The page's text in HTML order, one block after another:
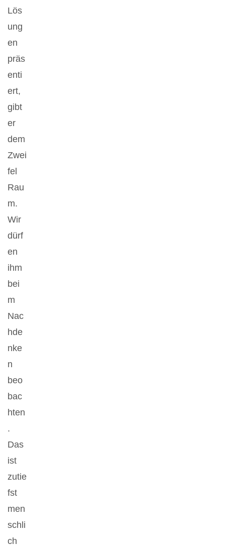
Lös
ung
en
präs
enti
ert,
gibt
er
dem
Zwei
fel
Rau
m.
Wir
dürf
en
ihm
bei
m
Nac
hde
nke
n
beo
bac
hten
.
Das
ist
zutie
fst
men
schli
ch